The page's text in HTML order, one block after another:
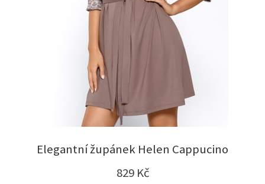
Elegantní župánek Helen Cappucino
829 Kč